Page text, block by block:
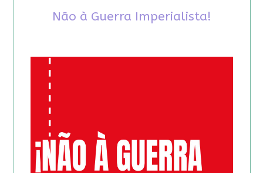
Não à Guerra Imperialista!